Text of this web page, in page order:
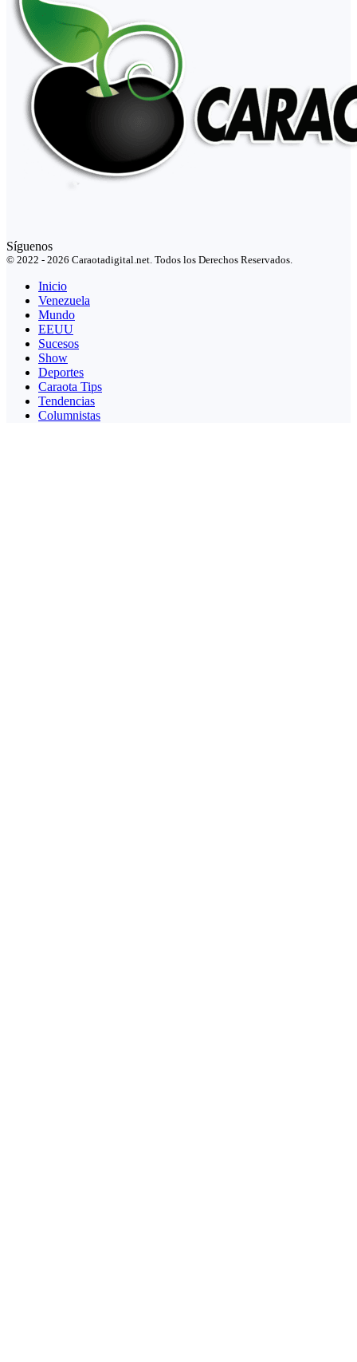
Síguenos
© 2022 - 2026 Caraotadigital.net. Todos los Derechos Reservados.
Inicio
Venezuela
Mundo
EEUU
Sucesos
Show
Deportes
Caraota Tips
Tendencias
Columnistas